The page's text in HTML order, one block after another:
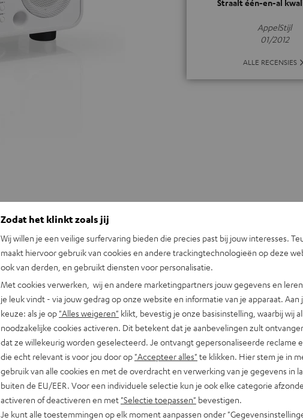
Straalt één-en-al
AppelStijl
01/2012
ALLE RECENSIES
+31 (0)20 8083195
Zodat het klinkt zoals jij
Wij willen je een veilige surfervaring bieden die precies past bij jouw interesses.
maakt hiervoor gebruik van cookies en andere trackingtechnologieën op deze
ook van derden, en gebruikt diensten voor personalisatie.
Met cookies verwerken, wij en andere marketingpartners jouw gegevens en
je leuk vindt - via jouw gedrag op onze website en informatie van je apparaat. Aan
keuze: als je op "Alles weigeren" klikt, bevestig je onze basisinstelling, waarbij wij
noodzakelijke cookies activeren. Dit betekent dat je aanbevelingen zult
dat ze willekeurig worden geselecteerd. Je ontvangt gepersonaliseerde reclame
die echt relevant is voor jou door op "Accepteer alles" te klikken. Hier stem je in
gebruik van alle cookies en met de overdracht en verwerking van je gegevens in
buiten de EU/EER. Voor een individuele selectie kun je ook elke categorie
activeren of deactiveren en met "Selectie toepassen" bevestigen.
Je kunt alle toestemmingen op elk moment aanpassen onder